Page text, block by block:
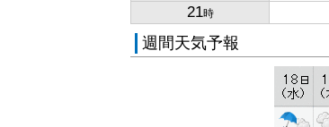
21時
週間天気予報